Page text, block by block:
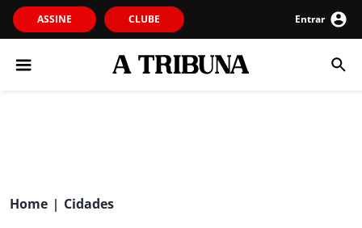
ASSINE CLUBE Entrar
Home | Cidades